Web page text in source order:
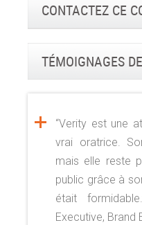
CONTACTEZ CE
TÉMOIGNAGES
“Verity est une
vrai oratrice.
mais elle reste
public grâce à
était
Executive, Brand